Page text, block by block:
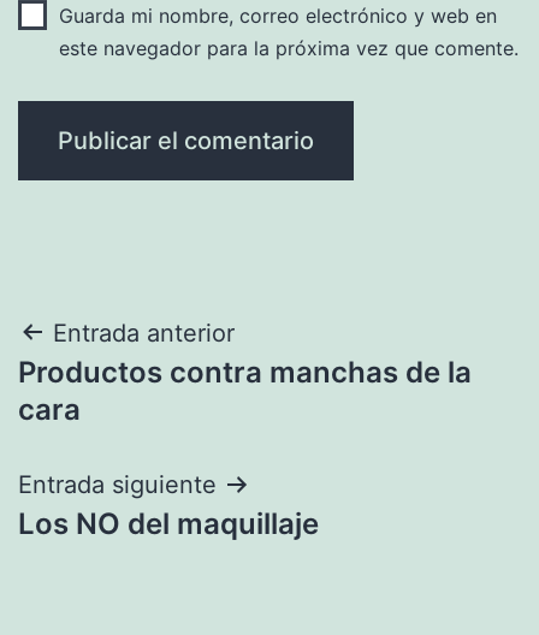
Guarda mi nombre, correo electrónico y web en
este navegador para la próxima vez que comente.
Navegación
de
Entrada anterior
Productos contra manchas de la
cara
Entrada siguiente
Los NO del maquillaje